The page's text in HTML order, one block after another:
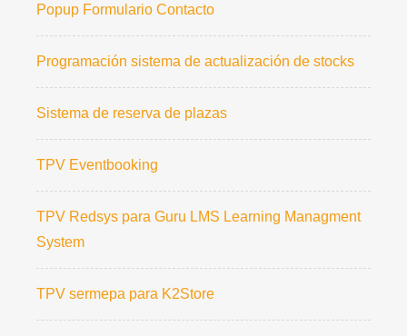
Popup Formulario Contacto
Programación sistema de actualización de stocks
Sistema de reserva de plazas
TPV Eventbooking
TPV Redsys para Guru LMS Learning Managment
System
TPV sermepa para K2Store